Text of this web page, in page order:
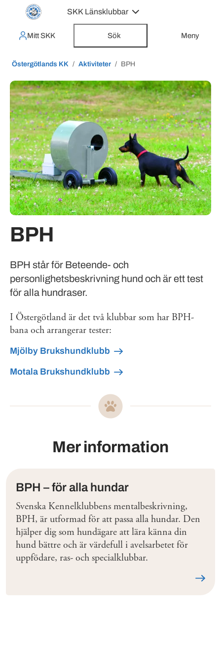
SKK Länsklubbar
Mitt SKK Sök Meny
Östergötlands KK Aktiviteter BPH
BPH
BPH står för Beteende- och
personlighetsbeskrivning hund och är ett test
för alla hundraser.
I Östergötland är det två klubbar som har BPH-
bana och arrangerar tester:
Mjölby Brukshundklubb
Motala Brukshundklubb
Mer information
BPH – för alla hundar
Svenska Kennelklubbens mentalbeskrivning,
BPH, är utformad för att passa alla hundar. Den
hjälper dig som hundägare att lära känna din
hund bättre och är värdefull i avelsarbetet för
uppfödare, ras- och specialklubbar.
Läs